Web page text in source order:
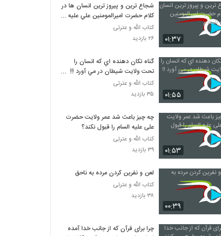
۰۱:۳۷
شجاع ترين و پيروز ترين انسان ها در
کلام حضرت اميرالمومنين علي عليه
السلام
کتاب الله و عترتی
۲۶ بازدید
۰۱:۵۵
گناه تکان دهنده اي که انسان را
تحت ولايت شيطان در مي آورد !!
مهم
کتاب الله و عترتی
۳۵ بازدید
۰۱:۵۳
چه چیز باعث شد عمر ولایت حضرت
علی علیه السام را قبول نکند؟
کتاب الله و عترتی
۳۹ بازدید
۰۰:۳۹
لعن و نفرين کردن مرده به ناحق
کتاب الله و عترتی
۳۸ بازدید
چرا برای قرآن که از جانب خدا آمده